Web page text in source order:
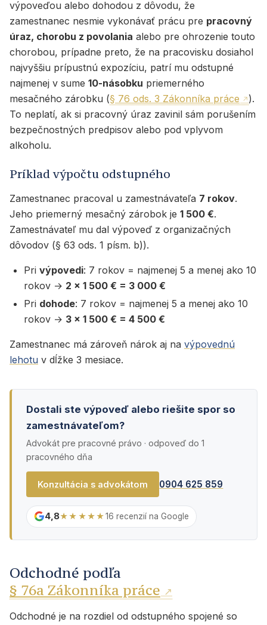
výpoveďou alebo dohodou z dôvodu, že
zamestnanec nesmie vykonávať prácu pre pracovný
úraz, chorobu z povolania alebo pre ohrozenie touto
chorobou, prípadne preto, že na pracovisku dosiahol
najvyššiu prípustnú expozíciu, patrí mu odstupné
najmenej v sume 10-násobku priemerného
mesačného zárobku (§ 76 ods. 3 Zákonníka práce
).
To neplatí, ak si pracovný úraz zavinil sám porušením
bezpečnostných predpisov alebo pod vplyvom
alkoholu.
Príklad výpočtu odstupného
Zamestnanec pracoval u zamestnávateľa 7 rokov.
Jeho priemerný mesačný zárobok je 1 500 €.
Zamestnávateľ mu dal výpoveď z organizačných
dôvodov (§ 63 ods. 1 písm. b)).
Pri výpovedi: 7 rokov = najmenej 5 a menej ako 10
rokov → 2 x 1 500 € = 3 000 €
Pri dohode: 7 rokov = najmenej 5 a menej ako 10
rokov → 3 x 1 500 € = 4 500 €
Zamestnanec má zároveň nárok aj na výpovednú
lehotu v dĺžke 3 mesiace.
Dostali ste výpoveď alebo riešite spor so
zamestnávateľom?
Advokát pre pracovné právo · odpoveď do 1
pracovného dňa
Konzultácia s advokátom 0904 625 859
4,8★★★★★16 recenzií na Google
Odchodné podľa
§ 76a Zákonníka práce
Odchodné je na rozdiel od odstupného spojené so